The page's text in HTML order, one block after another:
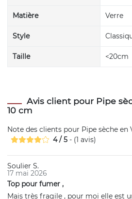
Matière Verre
Style
Taille <20cm
Avis client pour Pipe
10 cm
Note des clients pour Pipe sèche en
4/5 - (1 avis)
Soulier S.
17 mai 2026
Top pour fumer ,
Mais très fragile , pour moi elle est